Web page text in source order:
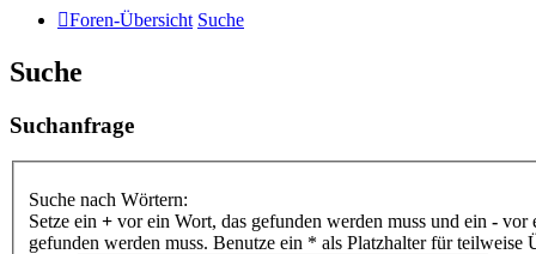
Foren-Übersicht Suche
Suche
Suchanfrage
Suche nach Wörtern:
Setze ein + vor ein Wort, das gefunden werden muss und ein - vor
gefunden werden muss. Benutze ein * als Platzhalter für teilweise